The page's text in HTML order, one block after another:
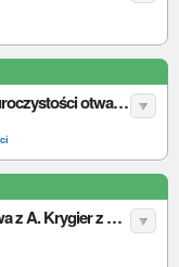
XIX OZHSiD w Toruniu - relacja z uroczystości otwarcia
„Dla nas liczy się jakość” - rozmowa z A. Krygier z Komitetu Organizacyjnego XIX OZHSiD